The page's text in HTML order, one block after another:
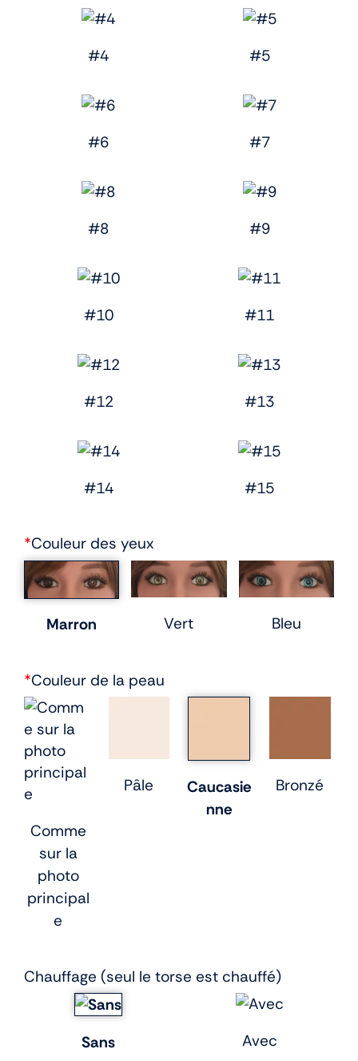
#4 #5
#6 #7
#8 #9
#10 #11
#12 #13
#14 #15
*Couleur des yeux
Marron Vert Bleu
*Couleur de la peau
Comme
sur la
photo
principal
e
Pâle
Caucasie
nne
Bronzé
Chauffage (seul le torse est chauffé)
Sans
Avec